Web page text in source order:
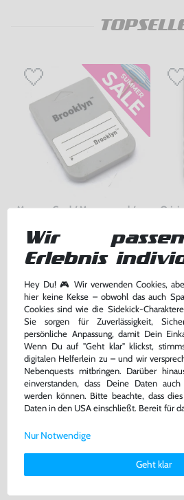
Memory Card / Memorycard /
[verschiedene Farben &
Hersteller]
gebraucht
jetzt nur4,00 €
Warenkorb
1020
nur
Konsole + Original Controller +
sehr guter Zustand, gebraucht
Wir
Erlebnis
Hey Du! 🎮 Wir verwenden Cookies,
hier keine Kekse – obwohl das auch
Cookies sind wie die Sidekick-
Sie sorgen für Zuverlässigkeit,
persönliche Anpassung, damit Dein
Wenn Du auf "Geht klar" klickst,
digitalen Helferlein zu – und wir
Nebenquests mitbringen. Darüber
einverstanden, dass Deine Daten
werden können. Bitte beachte, dass
Daten in den USA einschließt. Bereit für
Weitere Informationen zu den von uns
Deinen Rechten als Nutzer findest
Impressum.
Geht klar
Nur Notwendige